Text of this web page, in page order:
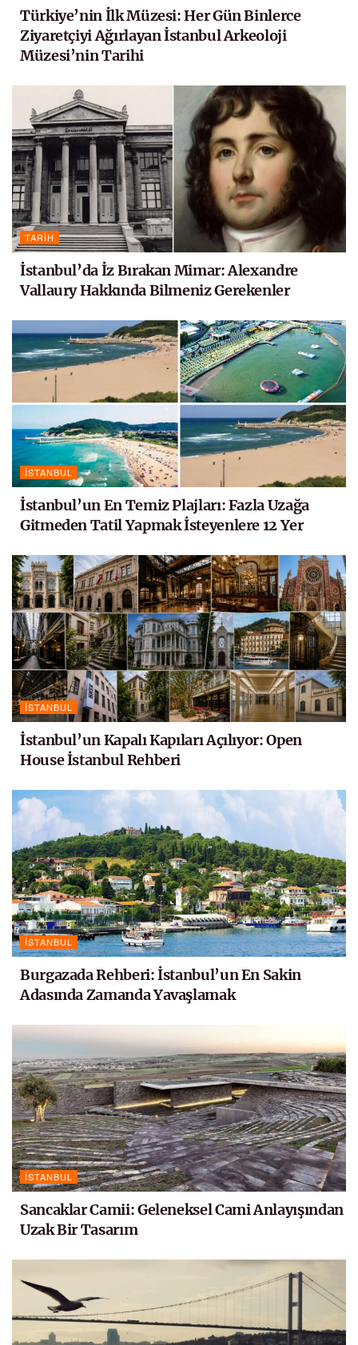
Türkiye’nin İlk Müzesi: Her Gün Binlerce
Ziyaretçiyi Ağırlayan İstanbul Arkeoloji
Müzesi’nin Tarihi
TARIH
İstanbul’da İz Bırakan Mimar: Alexandre
Vallaury Hakkında Bilmeniz Gerekenler
İSTANBUL
İstanbul’un En Temiz Plajları: Fazla Uzağa
Gitmeden Tatil Yapmak İsteyenlere 12 Yer
İSTANBUL
İstanbul’un Kapalı Kapıları Açılıyor: Open
House İstanbul Rehberi
İSTANBUL
Burgazada Rehberi: İstanbul’un En Sakin
Adasında Zamanda Yavaşlamak
İSTANBUL
Sancaklar Camii: Geleneksel Cami Anlayışından
Uzak Bir Tasarım